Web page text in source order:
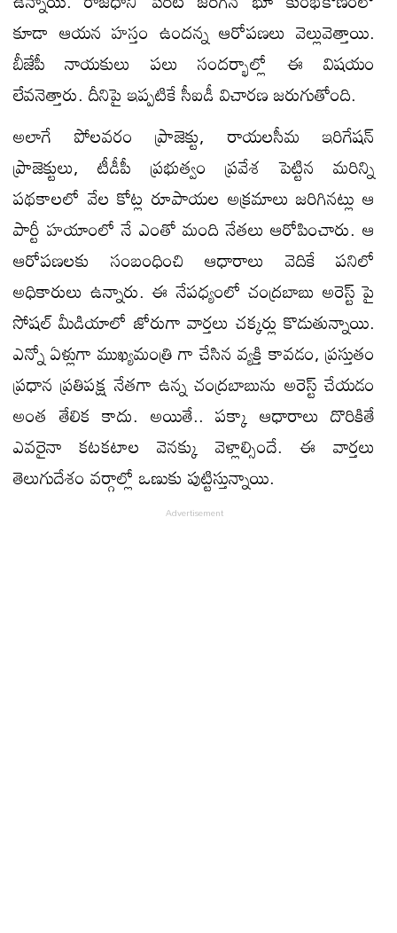
కూడా ఆయన హస్తం ఉందన్న ఆరోపణలు వెల్లువెత్తాయి.
బీజేపీ నాయకులు పలు సందర్భాల్లో ఈ విషయం
లేవనెత్తారు. దీనిపై ఇప్పటికే సీఐడీ విచారణ జరుగుతోంది.
అలాగే పోలవరం ప్రాజెక్టు, రాయలసీమ ఇరిగేషన్
ప్రాజెక్టులు, టీడీపీ ప్రభుత్వం ప్రవేశ పెట్టిన మరిన్ని
పథకాలలో వేల కోట్ల రూపాయల అక్రమాలు జరిగినట్లు ఆ
పార్టీ హయాంలో నే ఎంతో మంది నేతలు ఆరోపించారు. ఆ
ఆరోపణలకు సంబంధించి ఆధారాలు వెదికే పనిలో
అధికారులు ఉన్నారు. ఈ నేపధ్యంలో చంద్రబాబు అరెస్ట్ పై
సోషల్ మీడియాలో జోరుగా వార్తలు చక్కర్లు కొడుతున్నాయి.
ఎన్నో ఏళ్లుగా ముఖ్యమంత్రి గా చేసిన వ్యక్తి కావడం, ప్రస్తుతం
ప్రధాన ప్రతిపక్ష నేతగా ఉన్న చంద్రబాబును అరెస్ట్ చేయడం
అంత తేలిక కాదు. అయితే.. పక్కా ఆధారాలు దొరికితే
ఎవరైనా కటకటాల వెనక్కు వెళ్లాల్సిందే. ఈ వార్తలు
తెలుగుదేశం వర్గాల్లో ఒణుకు పుట్టిస్తున్నాయి.